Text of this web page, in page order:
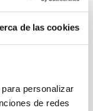
de las cookies
personalizar
de redes